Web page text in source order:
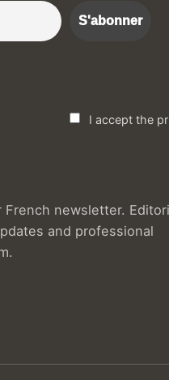
:)
I accept the
newsletter.
and professional